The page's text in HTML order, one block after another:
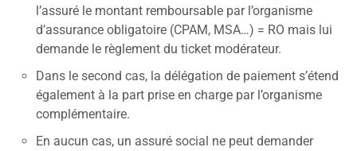
l’assuré le montant remboursable par l’organisme
d’assurance obligatoire (CPAM, MSA…) = RO mais lui
demande le règlement du ticket modérateur.
Dans le second cas, la délégation de paiement s’étend
également à la part prise en charge par l’organisme
complémentaire.
En aucun cas, un assuré social ne peut demander